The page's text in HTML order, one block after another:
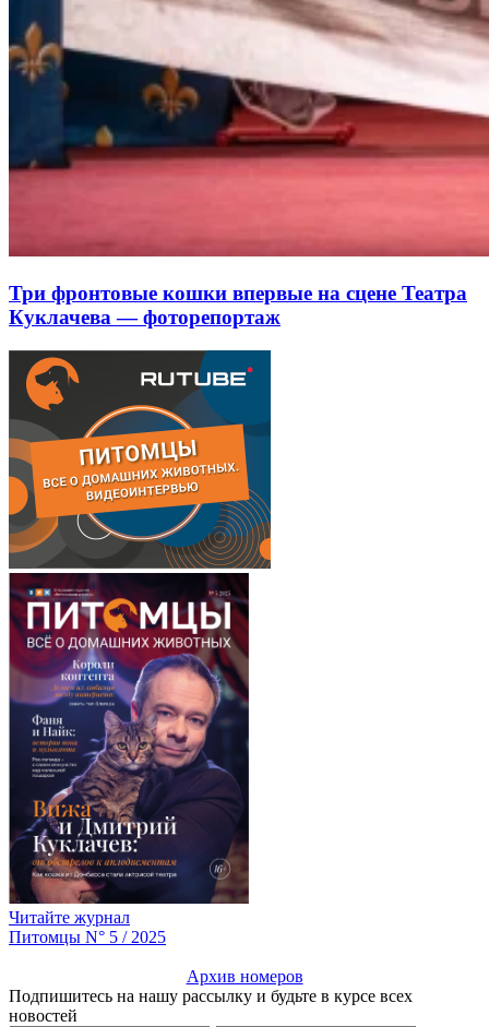
Три фронтовые кошки впервые на сцене Театра
Куклачева — фоторепортаж
Читайте журнал
Питомцы N° 5 / 2025
Архив номеров
Подпишитесь на нашу рассылку и будьте в курсе всех
новостей